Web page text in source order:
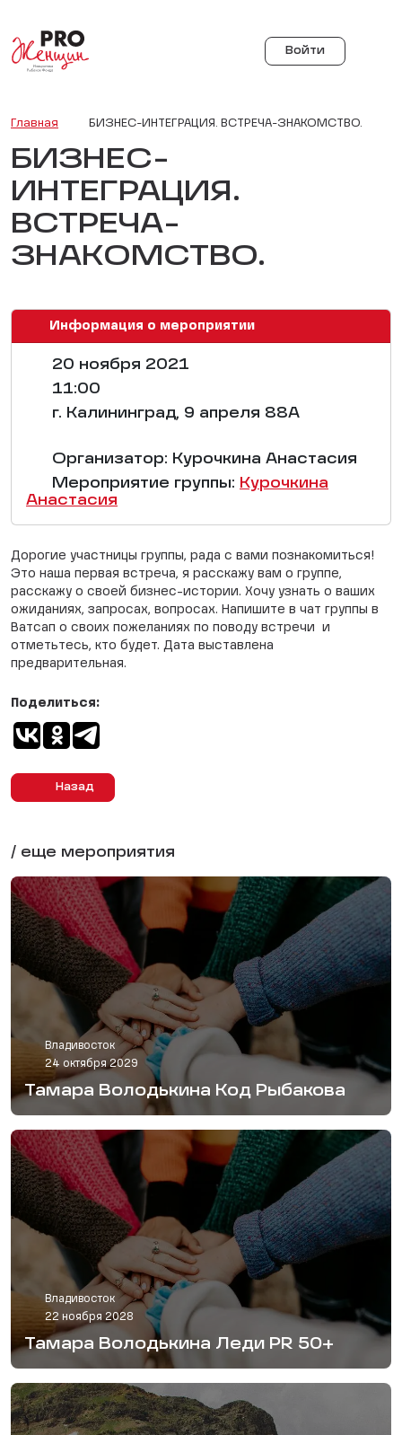
Войти
Главная БИЗНЕС-ИНТЕГРАЦИЯ. ВСТРЕЧА-ЗНАКОМСТВО.
БИЗНЕС-
ИНТЕГРАЦИЯ.
ВСТРЕЧА-
ЗНАКОМСТВО.
Информация о мероприятии
20 ноября 2021
11:00
г. Калининград, 9 апреля 88А
Организатор: Курочкина Анастасия
Мероприятие группы: Курочкина
Анастасия
Дорогие участницы группы, рада с вами познакомиться!
Это наша первая встреча, я расскажу вам о группе,
расскажу о своей бизнес-истории. Хочу узнать о ваших
ожиданиях, запросах, вопросах. Напишите в чат группы в
Ватсап о своих пожеланиях по поводу встречи и
отметьтесь, кто будет. Дата выставлена
предварительная.
Назад
Поделиться:
/ еще мероприятия
Владивосток
24 октября 2029
Тамара Володькина Код Рыбакова
Владивосток
22 ноября 2028
Тамара Володькина Леди PR 50+